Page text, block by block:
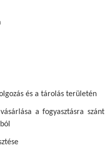
és a tárolás területén
a fogyasztásra szánt